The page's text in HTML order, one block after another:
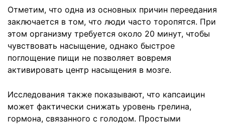
Отметим, что одна из основных причин переедания
заключается в том, что люди часто торопятся. При
этом организму требуется около 20 минут, чтобы
чувствовать насыщение, однако быстрое
поглощение пищи не позволяет вовремя
активировать центр насыщения в мозге.
Исследования также показывают, что капсаицин
может фактически снижать уровень грелина,
гормона, связанного с голодом. Простыми